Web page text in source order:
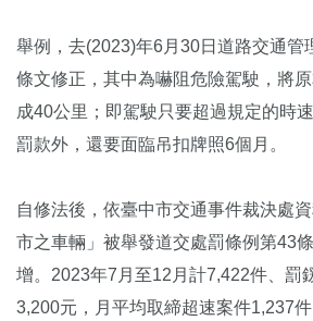
舉例，去(2023)年6月30日道路交通管
條文修正，其中為嚇阻危險駕駛，將
成40公里；即駕駛只要超過規定的時
罰款外，還要面臨吊扣牌照6個月。
自修法後，依臺中市交通事件裁決處
市之車輛」被舉發道交處罰條例第43
增。2023年7月至12月計7,422件、罰
3,200元，月平均取締超速案件1,237